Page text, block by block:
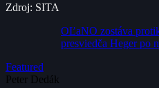
Zdroj: SITA
OĽaNO zostáva
presviedča Heger po
Featured
Peter Dedák